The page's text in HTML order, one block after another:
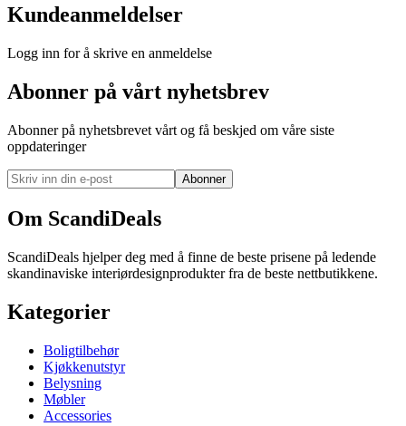
Kundeanmeldelser
Logg inn for å skrive en anmeldelse
Abonner på vårt nyhetsbrev
Abonner på nyhetsbrevet vårt og få beskjed om våre siste
oppdateringer
Abonner
Om ScandiDeals
ScandiDeals hjelper deg med å finne de beste prisene på ledende
skandinaviske interiørdesignprodukter fra de beste nettbutikkene.
Kategorier
Boligtilbehør
Kjøkkenutstyr
Belysning
Møbler
Accessories